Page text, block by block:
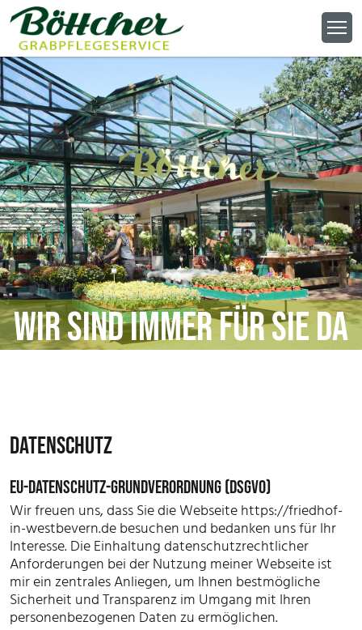
Wir sind immer für Sie da
DATENSCHUTZ
EU-DATENSCHUTZ-GRUNDVERORDNUNG (DSGVO)
Wir freuen uns, dass Sie die Webseite https://friedhof-
in-westbevern.de besuchen und bedanken uns für Ihr
Interesse. Die Einhaltung datenschutzrechtlicher
Anforderungen bei der Nutzung meiner Webseite ist
mir ein zentrales Anliegen, um Ihnen bestmögliche
Sicherheit und Transparenz im Umgang mit Ihren
personenbezogenen Daten zu ermöglichen.